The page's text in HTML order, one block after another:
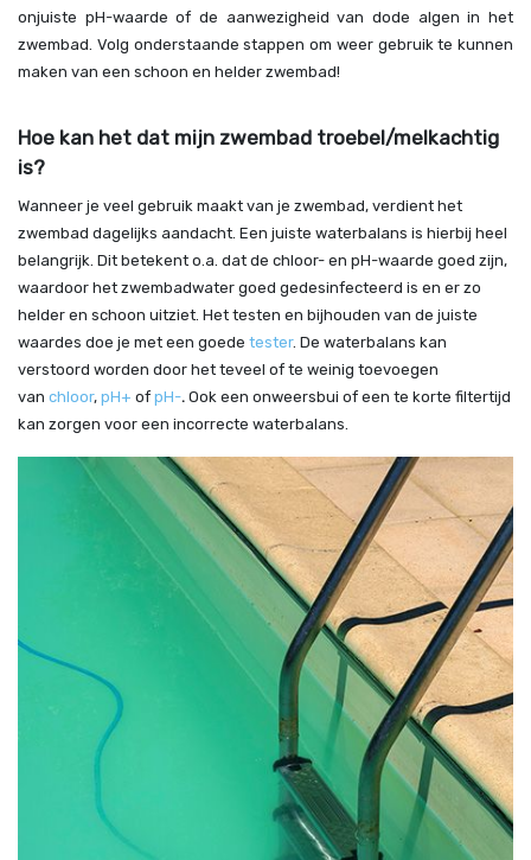
onjuiste pH-waarde of de aanwezigheid van dode algen in het
zwembad. Volg onderstaande stappen om weer gebruik te kunnen
maken van een schoon en helder zwembad!
Hoe kan het dat mijn zwembad troebel/melkachtig
is?
Wanneer je veel gebruik maakt van je zwembad, verdient het
zwembad dagelijks aandacht. Een juiste waterbalans is hierbij heel
belangrijk. Dit betekent o.a. dat de chloor- en pH-waarde goed zijn,
waardoor het zwembadwater goed gedesinfecteerd is en er zo
helder en schoon uitziet. Het testen en bijhouden van de juiste
waardes doe je met een goede tester. De waterbalans kan
verstoord worden door het teveel of te weinig toevoegen
van chloor, pH+ of pH-. Ook een onweersbui of een te korte filtertijd
kan zorgen voor een incorrecte waterbalans.